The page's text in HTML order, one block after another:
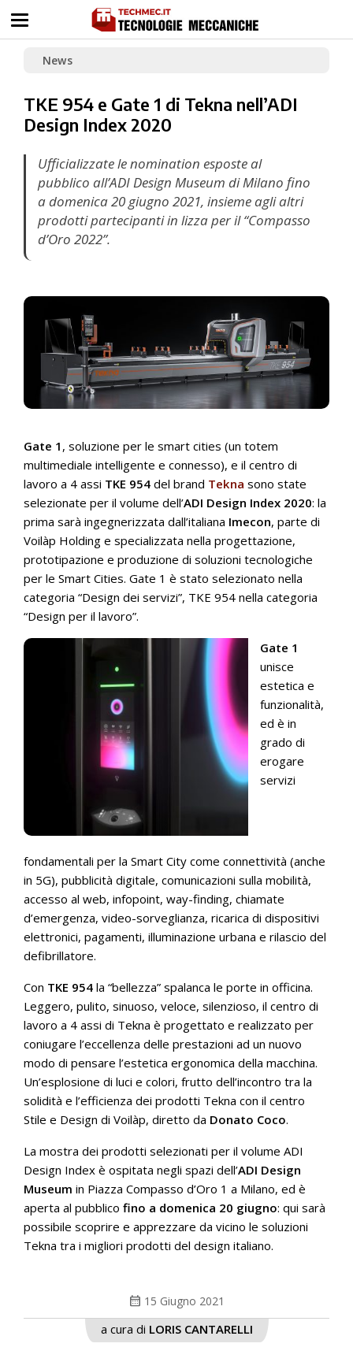
News
TKE 954 e Gate 1 di Tekna nell’ADI
Design Index 2020
Ufficializzate le nomination esposte al
pubblico all’ADI Design Museum di Milano fino
a domenica 20 giugno 2021, insieme agli altri
prodotti partecipanti in lizza per il “Compasso
d’Oro 2022”.
Gate 1 , soluzione per le smart cities (un totem
multimediale intelligente e connesso), e il centro di
lavoro a 4 assi TKE 954 del brand Tekna sono state
selezionate per il volume dell’ADI Design Index 2020: la
prima sarà ingegnerizzata dall’italiana Imecon, parte di
Voilàp Holding e specializzata nella progettazione,
prototipazione e produzione di soluzioni tecnologiche
per le Smart Cities. Gate 1 è stato selezionato nella
categoria “Design dei servizi”, TKE 954 nella categoria
“Design per il lavoro”.
Gate 1
unisce
estetica e
funzionalità,
ed è in
grado di
erogare
servizi
fondamentali per la Smart City come connettività (anche
in 5G), pubblicità digitale, comunicazioni sulla mobilità,
accesso al web, infopoint, way-finding, chiamate
d’emergenza, video-sorveglianza, ricarica di dispositivi
elettronici, pagamenti, illuminazione urbana e rilascio del
defibrillatore.
Con TKE 954 la “bellezza” spalanca le porte in officina.
Leggero, pulito, sinuoso, veloce, silenzioso, il centro di
lavoro a 4 assi di Tekna è progettato e realizzato per
coniugare l’eccellenza delle prestazioni ad un nuovo
modo di pensare l’estetica ergonomica della macchina.
Un’esplosione di luci e colori, frutto dell’incontro tra la
solidità e l’efficienza dei prodotti Tekna con il centro
Stile e Design di Voilàp, diretto da Donato Coco.
La mostra dei prodotti selezionati per il volume ADI
Design Index è ospitata negli spazi dell’ADI Design
Museum in Piazza Compasso d’Oro 1 a Milano, ed è
aperta al pubblico fino a domenica 20 giugno: qui sarà
possibile scoprire e apprezzare da vicino le soluzioni
Tekna tra i migliori prodotti del design italiano.
calendar_month 15 Giugno 2021
a cura di LORIS CANTARELLI